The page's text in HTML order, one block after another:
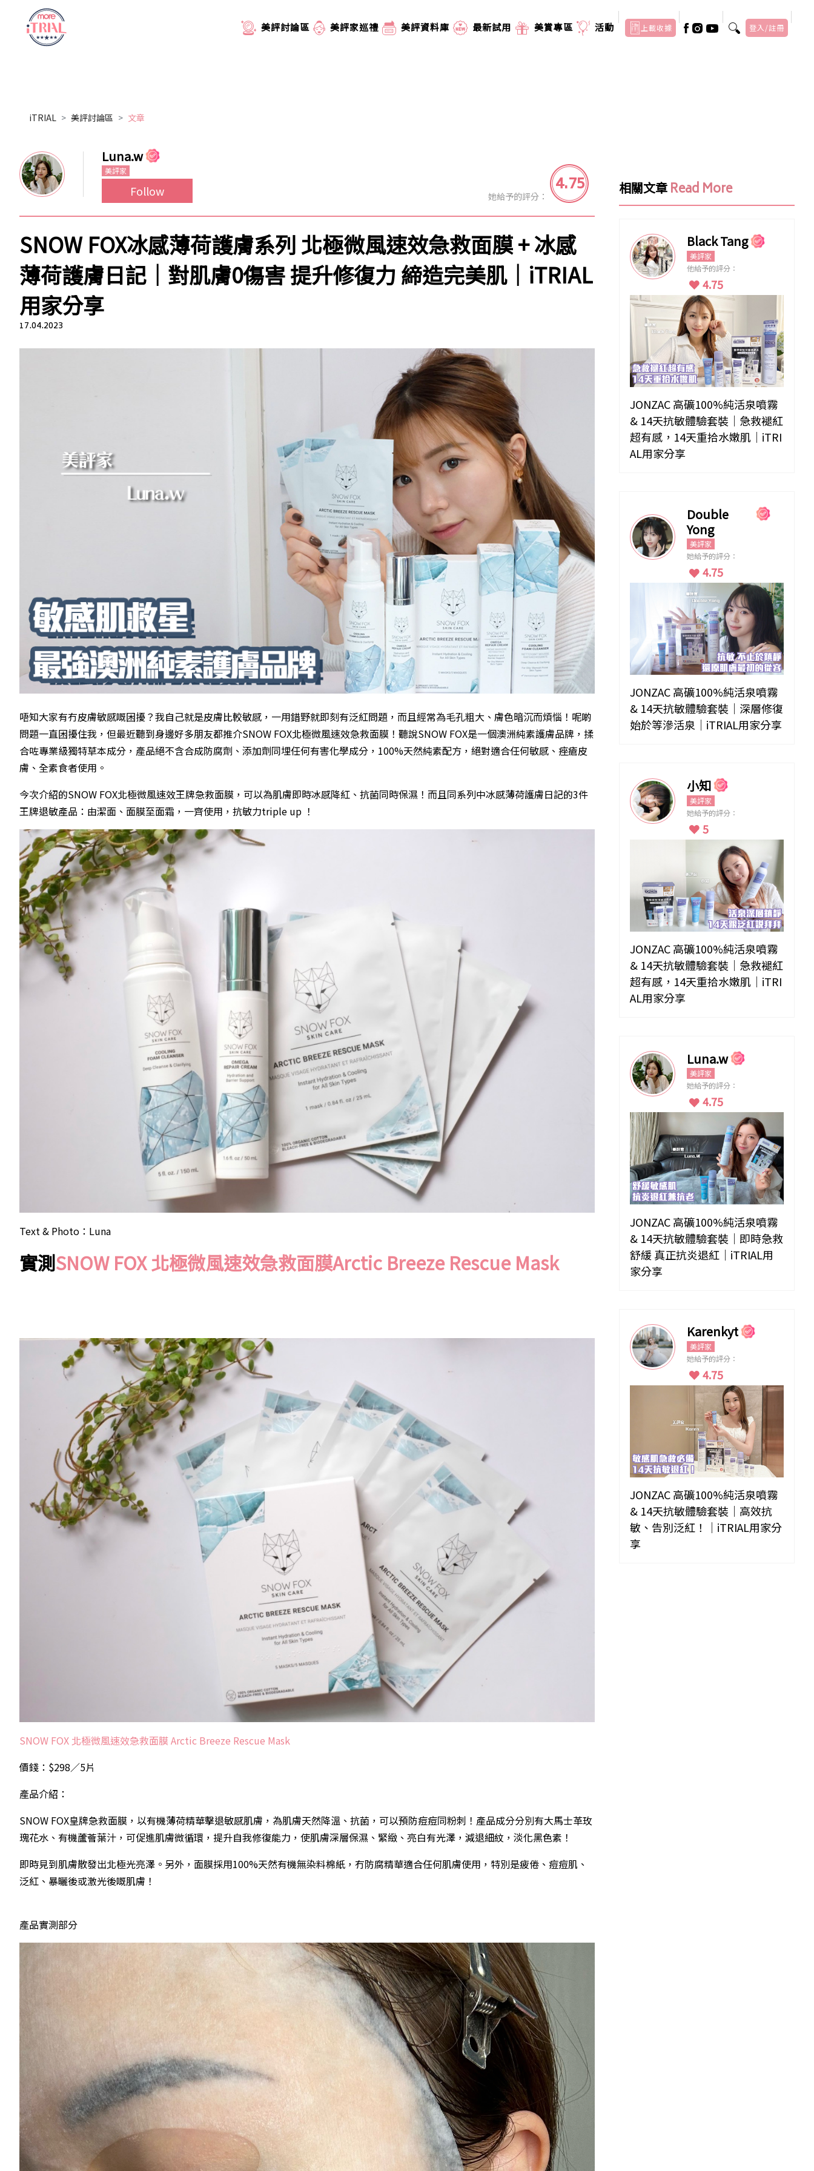
美評討論區 美評家巡禮 美評資料庫 最新試用 美賞專區 活動 上載收據 登入/註冊
iTRIAL 美評討論區 文章
Luna.w
美評家
Follow 她給予的評分： 4.75
SNOW FOX冰感薄荷護膚系列 北極微風速效急救面膜 + 冰感
薄荷護膚日記｜對肌膚0傷害 提升修復力 締造完美肌｜iTRIAL
用家分享
17.04.2023
唔知大家有冇皮膚敏感嘅困擾？我自己就是皮膚比較敏感，一用錯野就即刻有泛紅問題，而且經常為毛孔粗大、膚色暗沉而煩惱！呢啲
問題一直困擾住我，但最近聽到身邊好多朋友都推介SNOW FOX北極微風速效急救面膜！聽說SNOW FOX是一個澳洲純素護膚品牌，揉
合咗專業級獨特草本成分，產品絕不含合成防腐劑、添加劑同埋任何有害化學成分，100%天然純素配方，絕對適合任何敏感、痤瘡皮
膚、全素食者使用。
今次介紹的SNOW FOX北極微風速效王牌急救面膜，可以為肌膚即時冰感降紅、抗菌同時保濕！而且同系列中冰感薄荷護膚日記的3件
王牌退敏產品：由潔面、面膜至面霜，一齊使用，抗敏力triple up ！
Text & Photo：Luna
實測SNOW FOX 北極微風速效急救面膜Arctic Breeze Rescue Mask
SNOW FOX 北極微風速效急救面膜 Arctic Breeze Rescue Mask
價錢：$298／5片
產品介紹：
SNOW FOX皇牌急救面膜，以有機薄荷精華擊退敏感肌膚，為肌膚天然降溫、抗菌，可以預防痘痘同粉刺！產品成分分別有大馬士革玫
瑰花水、有機蘆薈葉汁，可促進肌膚微循環，提升自我修復能力，使肌膚深層保濕、緊緻、亮白有光澤，減退細紋，淡化黑色素！
即時見到肌膚散發出北極光亮澤。另外，面膜採用100%天然有機無染料棉紙，冇防腐精華適合任何肌膚使用，特別是疲倦、痘痘肌、
泛紅、暴曬後或激光後嘅肌膚！
產品實測部分
相關文章 Read More
Black Tang
美評家
他給予的評分：
4.75
JONZAC 高礦100%純活泉噴霧
& 14天抗敏體驗套裝｜急救褪紅
超有感，14天重拾水嫩肌｜iTRI
AL用家分享
Double
Yong
美評家
她給予的評分：
4.75
JONZAC 高礦100%純活泉噴霧
& 14天抗敏體驗套裝｜深層修復
始於等滲活泉｜iTRIAL用家分享
小知
美評家
她給予的評分：
5
JONZAC 高礦100%純活泉噴霧
& 14天抗敏體驗套裝｜急救褪紅
超有感，14天重拾水嫩肌｜iTRI
AL用家分享
Luna.w
美評家
她給予的評分：
4.75
JONZAC 高礦100%純活泉噴霧
& 14天抗敏體驗套裝｜即時急救
舒緩 真正抗炎退紅｜iTRIAL用
家分享
Karenkyt
美評家
她給予的評分：
4.75
JONZAC 高礦100%純活泉噴霧
& 14天抗敏體驗套裝｜高效抗
敏、告別泛紅！｜iTRIAL用家分
享